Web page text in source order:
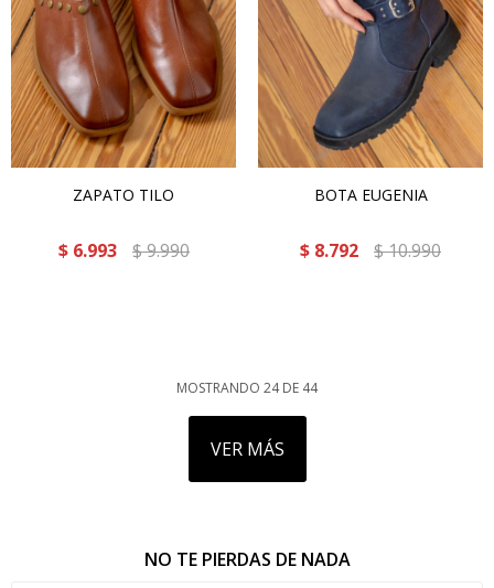
ZAPATO TILO
$ 6.993 $9.990
BOTA EUGENIA
$ 8.792 $10.990
MOSTRANDO 24DE 44
VER MÁS
NO TE PIERDAS DE NADA